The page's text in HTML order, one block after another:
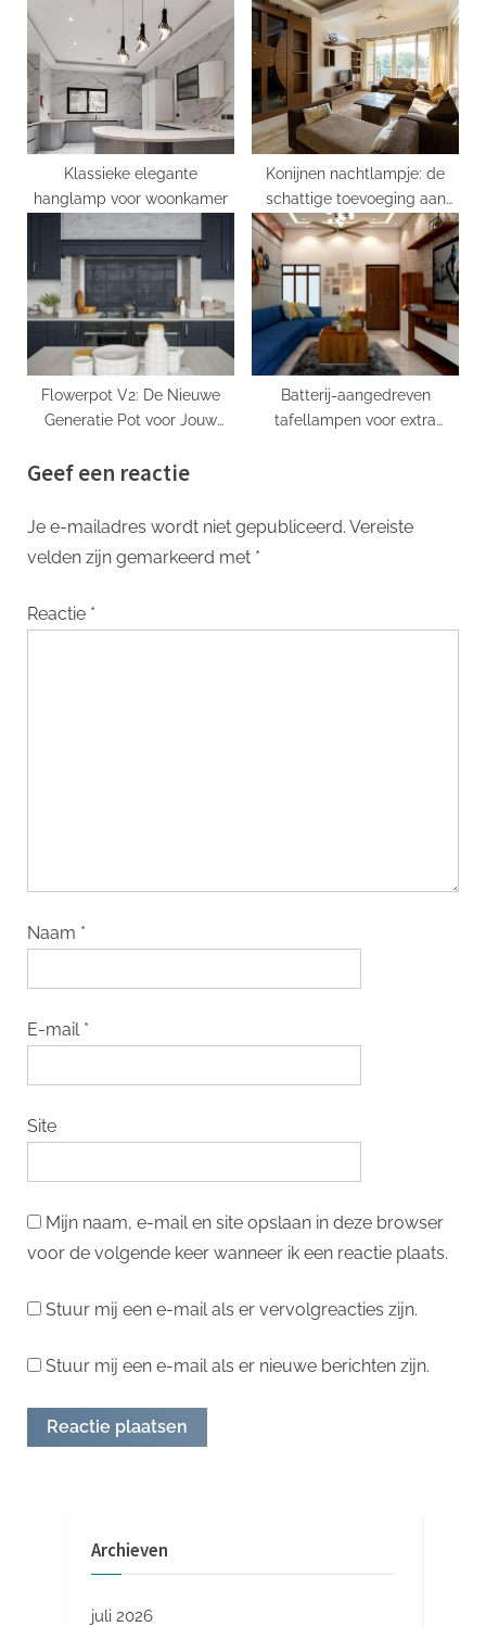
en functionaliteit
Klassieke elegante
hanglamp voor woonkamer
Konijnen nachtlampje: de
schattige toevoeging aan
elke slaapkamer
Flowerpot V2: De Nieuwe
Generatie Pot voor Jouw
Batterij-aangedreven
tafellampen voor extra
Geef een reactie
Je e-mailadres wordt niet gepubliceerd. Vereiste
velden zijn gemarkeerd met *
Reactie *
Naam *
E-mail *
Site
Mijn naam, e-mail en site opslaan in deze browser
voor de volgende keer wanneer ik een reactie plaats.
Stuur mij een e-mail als er vervolgreacties zijn.
Stuur mij een e-mail als er nieuwe berichten zijn.
Archieven
juli 2026